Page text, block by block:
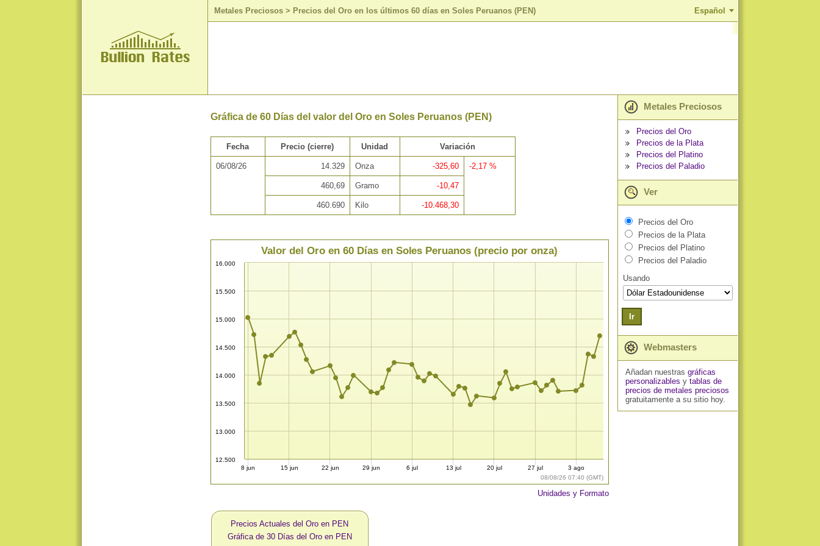
Metales Preciosos > Precios del Oro en los últimos 60 días en Soles Peruanos (PEN) Español
Gráfica de 60 Días del valor del Oro en Soles Peruanos (PEN)
Fecha Precio (cierre) Unidad Variación
06/08/26 14.329 Onza -325,60 -2,17 %
460,69 Gramo -10,47
460.690 Kilo -10.468,30
08/08/26 07:40 (GMT)
Valor del Oro en 60 Días en Soles Peruanos (precio por onza)
12.500
13.000
13.500
14.000
14.500
15.000
15.500
16.000
8 jun 15 jun 22 jun 29 jun 6 jul 13 jul 20 jul 27 jul 3 ago
Unidades y Formato
Precios Actuales del Oro en PEN
Gráfica de 30 Días del Oro en PEN
Metales Preciosos
Precios del Oro
Precios de la Plata
Precios del Platino
Precios del Paladio
Ver
Precios del Oro
Precios de la Plata
Precios del Platino
Precios del Paladio
Usando
Ir
Webmasters
Añadan nuestras gráficas
personalizables y tablas de
precios de metales preciosos
gratuitamente a su sitio hoy.